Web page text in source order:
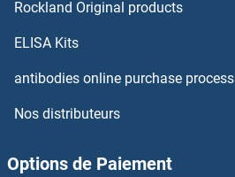
RASGRP4 Anticorps
RASIP1 Anticorps
RASL10A Anticorps
RASL11A Anticorps
Rockland Original products
ELISA Kits
antibodies online purchase process
Nos distributeurs
Options de Paiement